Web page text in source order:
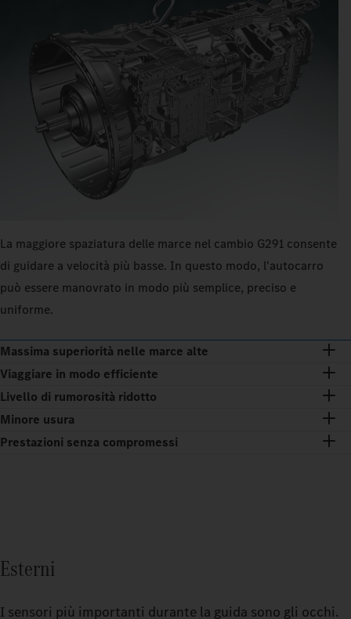
La maggiore spaziatura delle marce nel cambio G291 consente
di guidare a velocità più basse. In questo modo, l'autocarro
può essere manovrato in modo più semplice, preciso e
uniforme.
Massima superiorità nelle marce alte
Viaggiare in modo efficiente
Livello di rumorosità ridotto
Minore usura
Prestazioni senza compromessi
Esterni
I sensori più importanti durante la guida sono gli occhi.